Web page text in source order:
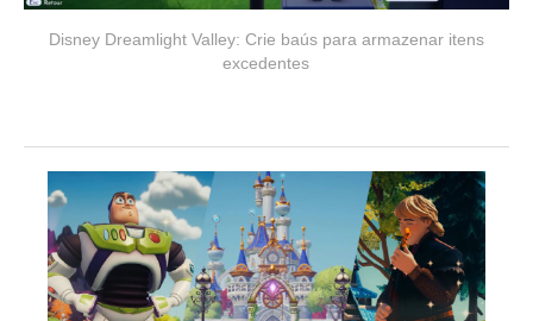
Disney Dreamlight Valley: Crie baús para armazenar itens
excedentes